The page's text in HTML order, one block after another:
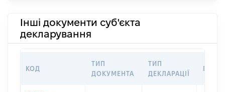
Інші документи суб'єкта
декларування
КОД
ТИП
ДОКУМЕНТА
ТИП
ДЕКЛАРАЦІЇ